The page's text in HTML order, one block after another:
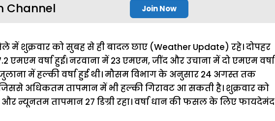
Channel Join Now
में शुक्रवार को सुबह से ही बादल छाए (Weather Update) रहे। दोपहर
एमएम वर्षा हुई। नरवाना में 23 एमएम, जींद और उचाना में दो एमएम वर्षा
जुलाना में हल्की वर्षा हुई थी। मौसम विभाग के अनुसार 24 अगस्त तक
जिससे अधिकतम तापमान में भी हल्की गिरावट आ सकती है। शुक्रवार को
और न्यूनतम तापमान 27 डिग्री रहा। वर्षा धान की फसल के लिए फायदेमंद